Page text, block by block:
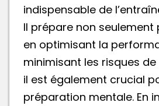
indispensable de
Il prépare non seulement
en optimisant la
minimisant les risques
il est également crucial
préparation mentale. En